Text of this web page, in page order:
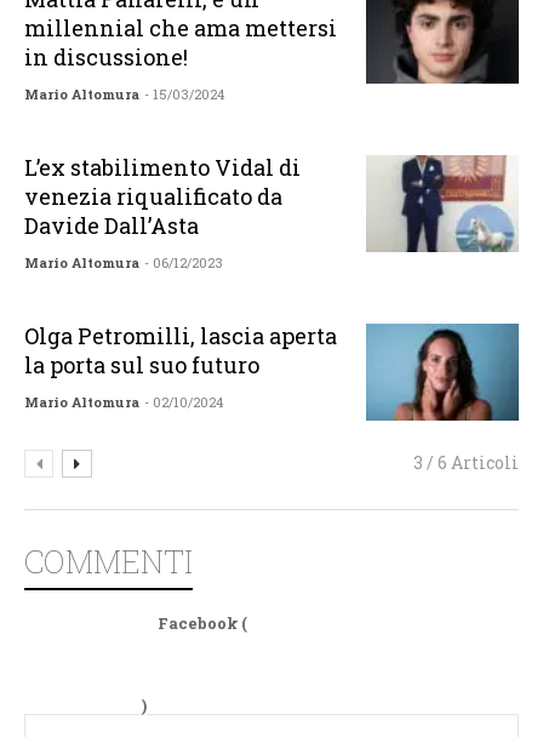
millennial che ama mettersi
in discussione!
Mario Altomura - 15/03/2024
L’ex stabilimento Vidal di
venezia riqualificato da
Davide Dall’Asta
Mario Altomura - 06/12/2023
Olga Petromilli, lascia aperta
la porta sul suo futuro
Mario Altomura - 02/10/2024
3 / 6 Articoli
COMMENTI
Facebook (
)